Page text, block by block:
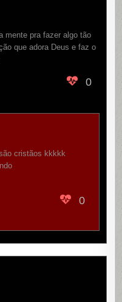
mente pra fazer algo tão
que adora Deus e faz o
0
cristãos kkkkk
0